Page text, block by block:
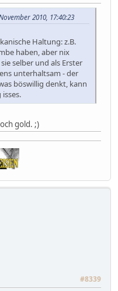
2010, 17:40:23
Haltung: z.B.
haben, aber nix
selber und als Erster
unterhaltsam - der
böswillig denkt, kann
gold. ;)
#8339